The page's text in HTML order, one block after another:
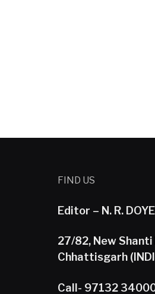
FIND US
Editor – N. R. DOYE
27/82, New Shanti
Chhattisgarh
Call- 97132